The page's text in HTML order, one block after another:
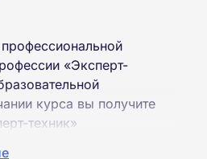
«Эксперт-
курса вы получите
техник»